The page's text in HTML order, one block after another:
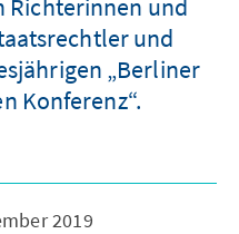
Richterinnen und
und
„Berliner
Konferenz“.
2019